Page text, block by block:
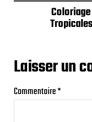
Laisser un
Commentaire*